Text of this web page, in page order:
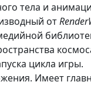
тела и
от
цикла игры.
Имеет